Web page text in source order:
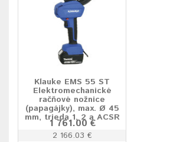
Klauke EMS 55 ST
Elektromechanické
račňové nožnice
(papagájky), max. Ø 45
mm, trieda 1, 2 a ACSR
1 761.00 €
2 166.03 €